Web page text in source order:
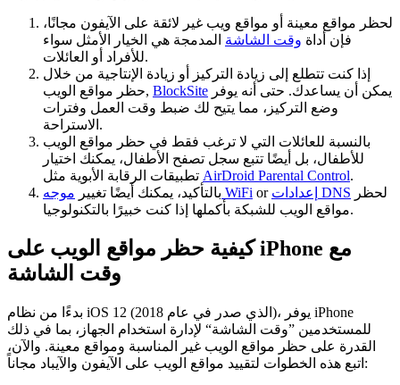
لحظر مواقع معينة أو مواقع ويب غير لائقة على الآيفون مجانًا،
فإن أداة وقت الشاشة المدمجة هي الخيار الأمثل سواء
للأفراد أو العائلات.
إذا كنت تتطلع إلى زيادة التركيز أو زيادة الإنتاجية من خلال
حظر مواقع الويب, BlockSite
وضع التركيز، مما يتيح لك ضبط وقت العمل وفترات
الاستراحة.
بالنسبة للعائلات التي لا ترغب فقط في حظر مواقع الويب
للأطفال، بل أيضًا تتبع سجل تصفح الأطفال، يمكنك اختيار
AirDroid Parental Control.
بالتأكيد، يمكنك أيضًا تغيير موجه WiFi or إعدادات DNS
مواقع الويب للشبكة بأكملها إذا كنت خبيرًا بالتكنولوجيا.
كيفية حظر مواقع الويب على iPhone مع
وقت الشاشة
بدءًا من نظام iOS 12 (الذي صدر في عام 2018)، يوفر iPhone
للمستخدمين ”وقت الشاشة“ لإدارة استخدام الجهاز، بما في ذلك
القدرة على حظر مواقع الويب غير المناسبة ومواقع معينة. والآن،
اتبع هذه الخطوات لتقييد مواقع الويب على الآيفون والآيباد مجاناً: